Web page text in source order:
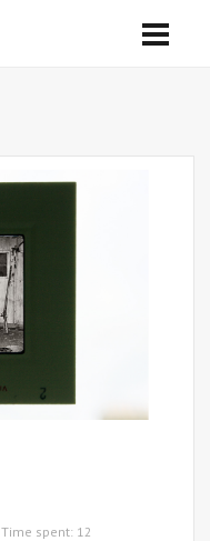
Time spent: 12